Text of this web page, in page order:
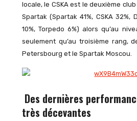
locale, le CSKA est le deuxième
Spartak (Spartak 41%, CSKA 32%,
10%, Torpedo 6%) alors qu’au
seulement qu’au troisième rang,
Petersbourg et le Spartak Moscou.
Des dernières
très décevantes